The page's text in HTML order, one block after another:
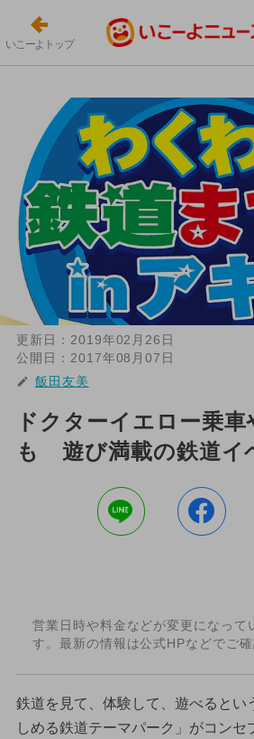
いこーよトップ
更新日： 2019年02月26日
公開日： 2017年08月07日
飯田友美
ドクターイエロー乗車
も 遊び満載の鉄道イ
営業日時や料金などが変更になって
す。最新の情報は公式HPなどでご確
鉄道を見て、体験して、遊べるとい
しめる鉄道テーマパーク」がコンセ